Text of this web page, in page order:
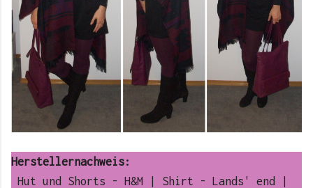
Herstellernachweis:
Hut und Shorts - H&M | Shirt - Lands' end |